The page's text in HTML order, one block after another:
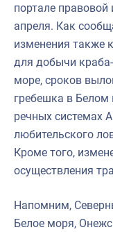
Укрепление
портале
апреля. Как
изменения также
для добычи
море, сроков
гребешка в Белом
речных системах
любительского
Кроме того,
осуществления
Напомним,
Белое моря,